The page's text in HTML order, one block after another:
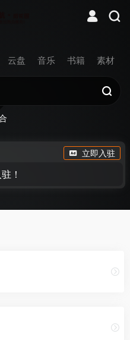
云盘 音乐 书籍 素材
立即入驻
！